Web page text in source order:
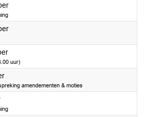
2026
2026
2026
uur)
2026
amendementen & moties
2026